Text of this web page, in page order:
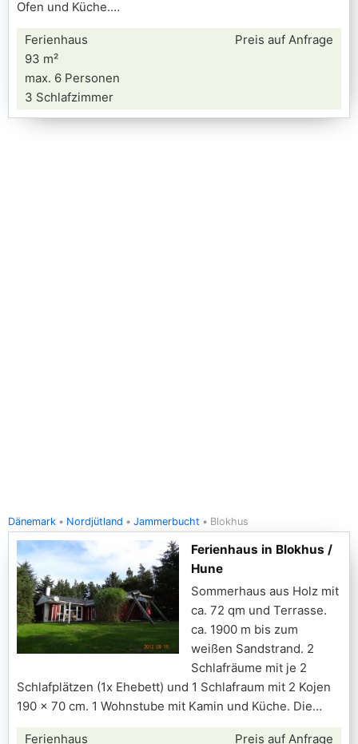
Ofen und Küche.
Ferienhaus
93 m²
max. 6 Personen
3 Schlafzimmer
Preis auf Anfrage
Dänemark Nordjütland Jammerbucht Blokhus
Ferienhaus in Blokhus /
Hune
Sommerhaus aus Holz mit
ca. 72 qm und Terrasse.
ca. 1900 m bis zum
weißen Sandstrand. 2
Schlafräume mit je 2
Schlafplätzen (1x Ehebett) und 1 Schlafraum mit 2 Kojen
190 x 70 cm. 1 Wohnstube mit Kamin und Küche. Die
Ferienhaus
Preis auf Anfrage